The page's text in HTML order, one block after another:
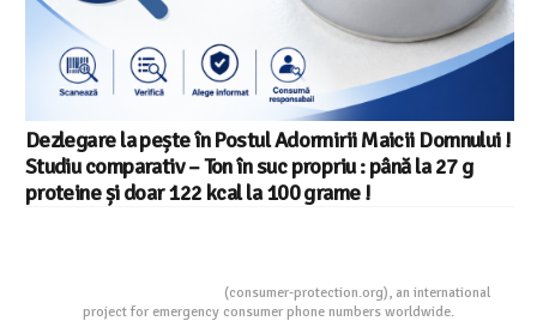
(consumer-protection.org), an international
project for emergency consumer phone numbers worldwide.